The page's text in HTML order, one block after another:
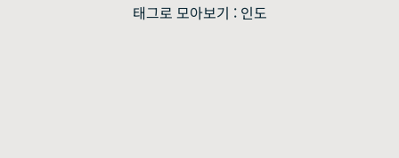
태그로 모아보기 : 인도